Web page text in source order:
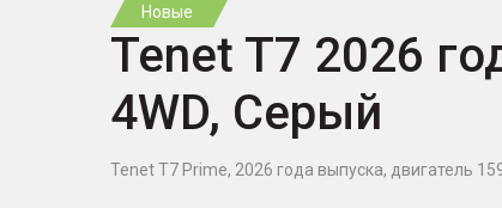
Новые
Tenet T7 2026
4WD, Серый
Tenet T7 Prime, 2026 года выпуска, двигатель